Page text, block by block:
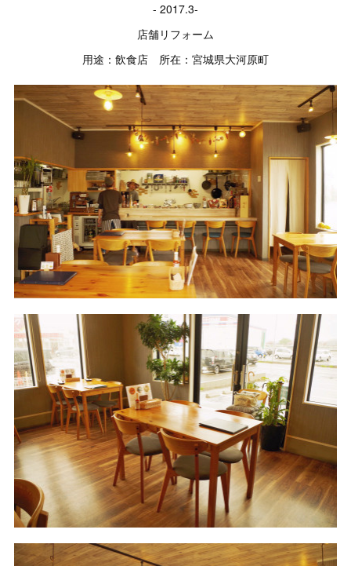
- 2017.3-
店舗リフォーム
用途：飲食店 所在：宮城県大河原町